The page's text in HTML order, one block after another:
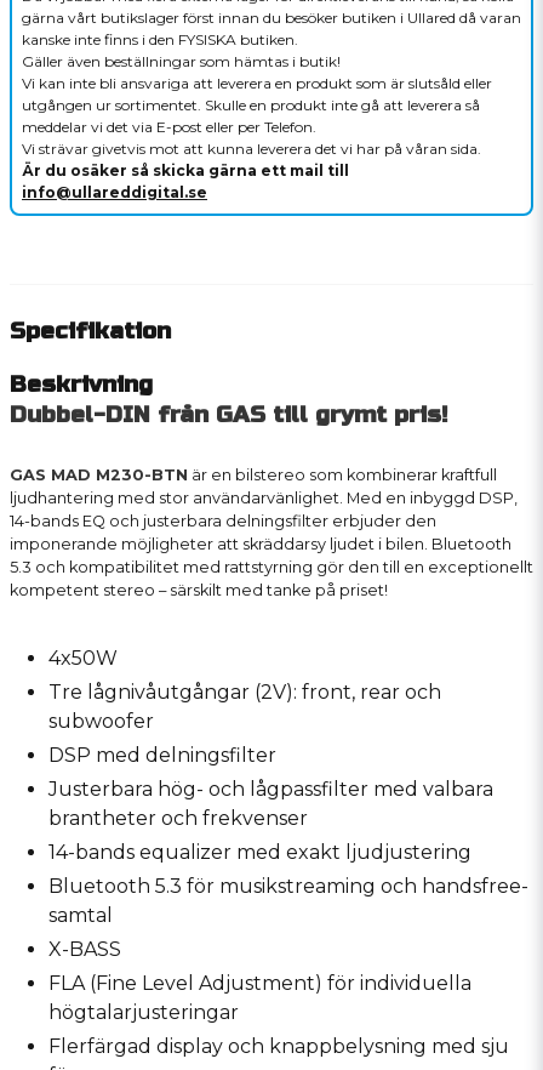
gärna vårt butikslager först innan du besöker butiken i Ullared då varan
kanske inte finns i den FYSISKA butiken.
Gäller även beställningar som hämtas i butik!
Vi kan inte bli ansvariga att leverera en produkt som är slutsåld eller
utgången ur sortimentet. Skulle en produkt inte gå att leverera så
meddelar vi det via E-post eller per Telefon.
Vi strävar givetvis mot att kunna leverera det vi har på våran sida.
Är du osäker så skicka gärna ett mail till
info@ullareddigital.se
Beskrivning
Dubbel-DIN från GAS till grymt pris!
GAS MAD M230-BTN är en bilstereo som kombinerar kraftfull
ljudhantering med stor användarvänlighet. Med en inbyggd DSP,
14-bands EQ och justerbara delningsfilter erbjuder den
imponerande möjligheter att skräddarsy ljudet i bilen. Bluetooth
5.3 och kompatibilitet med rattstyrning gör den till en exceptionellt
kompetent stereo – särskilt med tanke på priset!
4x50W
Tre lågnivåutgångar (2V): front, rear och
subwoofer
DSP med delningsfilter
Justerbara hög- och lågpassfilter med valbara
brantheter och frekvenser
14-bands equalizer med exakt ljudjustering
Bluetooth 5.3 för musikstreaming och handsfree-
samtal
X-BASS
FLA (Fine Level Adjustment) för individuella
högtalarjusteringar
Flerfärgad display och knappbelysning med sju
Specifikation